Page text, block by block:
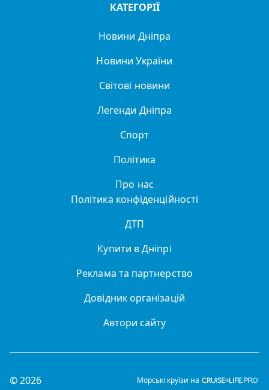
КАТЕГОРІЇ
Новини Дніпра
Новини України
Світові новини
Легенди Дніпра
Спорт
Політика
Про нас
Політика конфіденційності
ДТП
Купити в Дніпрі
Реклама та партнерство
Довідник організацій
Автори сайту
© 2026 Морські круїзи на